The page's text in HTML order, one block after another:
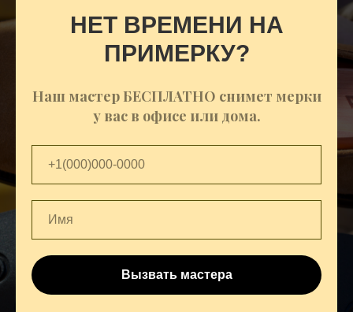
НЕТ ВРЕМЕНИ НА
ПРИМЕРКУ?
Наш мастер БЕСПЛАТНО снимет мерки
у вас в офисе или дома.
Вызвать мастера